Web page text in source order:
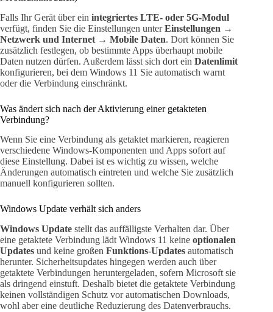
Falls Ihr Gerät über ein integriertes LTE- oder 5G-Modul
verfügt, finden Sie die Einstellungen unterEinstellungen →
Netzwerk und Internet → Mobile Daten. Dort können Sie
zusätzlich festlegen, ob bestimmte Apps überhaupt mobile
Daten nutzen dürfen. Außerdem lässt sich dort ein Datenlimit
konfigurieren, bei dem Windows 11 Sie automatisch warnt
oder die Verbindung einschränkt.
Was ändert sich nach der Aktivierung einer getakteten
Verbindung?
Wenn Sie eine Verbindung als getaktet markieren, reagieren
verschiedene Windows-Komponenten und Apps sofort auf
diese Einstellung. Dabei ist es wichtig zu wissen, welche
Änderungen automatisch eintreten und welche Sie zusätzlich
manuell konfigurieren sollten.
Windows Update verhält sich anders
Windows Update stellt das auffälligste Verhalten dar. Über
eine getaktete Verbindung lädt Windows 11 keine optionalen
Updates und keine großen Funktions-Updates automatisch
herunter. Sicherheitsupdates hingegen werden auch über
getaktete Verbindungen heruntergeladen, sofern Microsoft sie
als dringend einstuft. Deshalb bietet die getaktete Verbindung
keinen vollständigen Schutz vor automatischen Downloads,
wohl aber eine deutliche Reduzierung des Datenverbrauchs.